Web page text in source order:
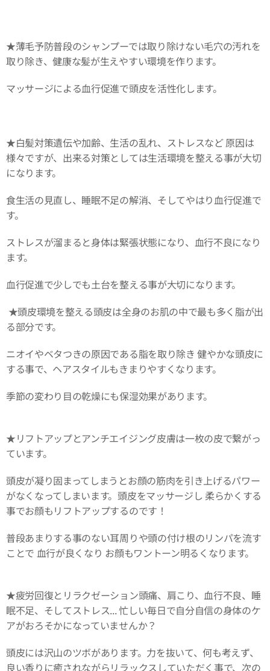
★薄毛予防普段のシャンプーでは取り除けない毛穴の汚れを
取り除き、健康な髪が生えやすい環境を作ります。
マッサージによる血行促進で頭皮を活性化します。
★白髪対策遺伝や加齢、生活の乱れ、ストレスなど 原因は
様々ですが、出来る対策としては生活環境を整える事が大切
になります。
食生活の見直し、睡眠不足の解消、そしてやはり血行促進で
す。
ストレスが溜まると身体は緊張状態になり、血行不良になり
ます。
血行促進で少しでも土台を整える事が大切になります。
★頭皮環境を整える頭皮は全身のお肌の中で最も多く脂が出
る部分です。
ニオイやベタつきの原因である脂を取り除き 健やかな頭皮に
する事で、ヘアスタイルもきまりやすくなります。
季節の変わり目の乾燥にも保湿効果があります。
★リフトアップとアンチエイジング皮膚は一枚の皮で繋がっ
ています。
頭皮が凝り固まってしまうとお顔の筋肉を引き上げるパワー
がなくなってしまいます。頭皮をマッサージし 柔らかくする
事でお顔もリフトアップするのです！
普段あまりする事のない耳周りや頭の付け根のリンパを流す
ことで 血行が良くなり お顔もワントーン明るくなります。
★疲労回復とリラクゼーション頭痛、肩こり、血行不良、睡
眠不足、そしてストレス... 忙しい毎日で自分自信の身体のケ
アがおろそかになっていませんか？
頭皮には沢山のツボがあります。力を抜いて、何も考えず、
良い香りに癒されながらリラックスしていただく事で、次の